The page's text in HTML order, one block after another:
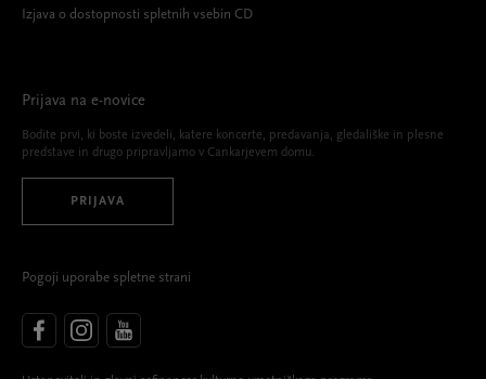
Izjava o dostopnosti spletnih vsebin CD
Prijava na e-novice
Bodite prvi, ki boste izvedeli, katere koncerte, predavanja, gledališke in plesne
predstave in drugo pripravljamo v Cankarjevem domu.
PRIJAVA
Pogoji uporabe spletne strani